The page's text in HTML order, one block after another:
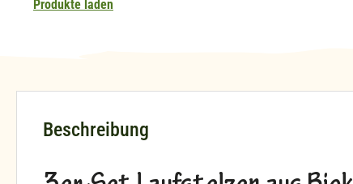
Produkte laden
Beschreibung